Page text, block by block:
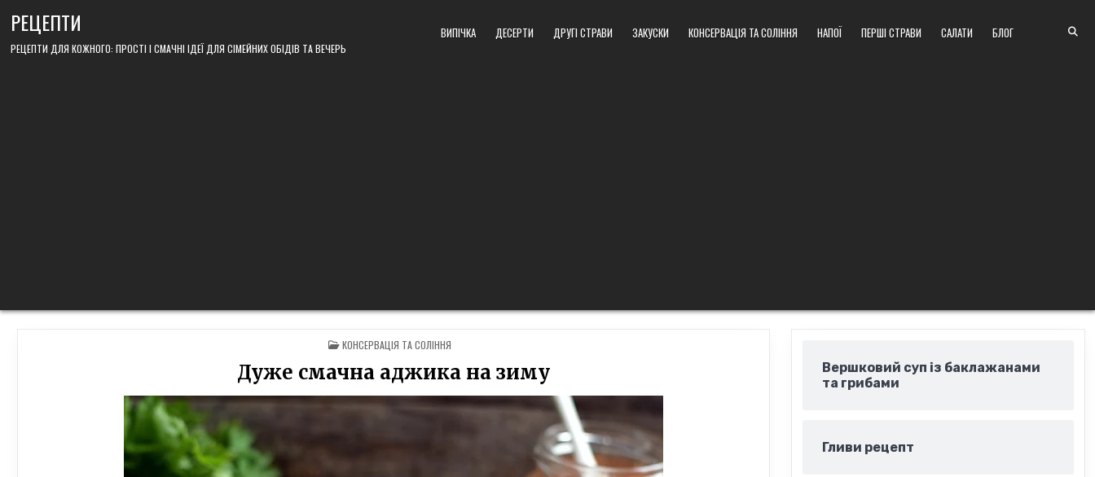
РЕЦЕПТИ
РЕЦЕПТИ ДЛЯ КОЖНОГО: ПРОСТІ І СМАЧНІ ІДЕЇ ДЛЯ СІМЕЙНИХ ОБІДІВ ТА ВЕЧЕРЬ
ВИПІЧКА ДЕСЕРТИ ДРУГІ СТРАВИ ЗАКУСКИ КОНСЕРВАЦІЯ ТА СОЛІННЯ НАПОЇ ПЕРШІ СТРАВИ САЛАТИ БЛОГ
POSTED
IN
КОНСЕРВАЦІЯ ТА СОЛІННЯ
Дуже смачна аджика на зиму
Вершковий суп із баклажанами
та грибами
Гливи рецепт